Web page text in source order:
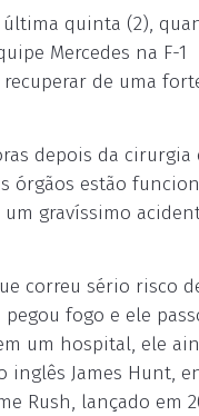
quinta (2),
Mercedes na F-1
de uma
depois da cirurgia
órgãos estão
um gravíssimo
correu sério risco
fogo e ele
um hospital, ele
James Hunt,
Rush, lançado em